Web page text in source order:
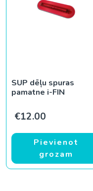
SUP dēļu spuras
pamatne i-FIN
€12.00
Pievienot
grozam